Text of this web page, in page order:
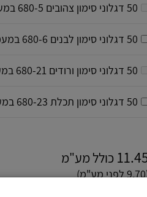
50 דגלוני סימון צהובים 680-5 במעמד
50 דגלוני סימון לבנים 680-6 במעמד
50 דגלוני סימון ורודים 680-21 במעמד
50 דגלוני סימון תכלת 680-23 במעמד
כולל מע"מ